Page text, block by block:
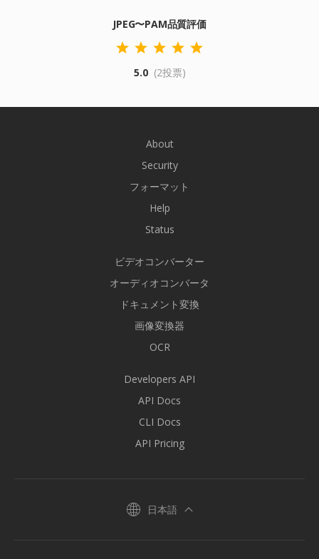
JPEG〜PAM品質評価
5.0 (2投票)
About
Security
フォーマット
Help
Status
ビデオコンバーター
オーディオコンバータ
ドキュメント変換
画像変換器
OCR
Developers API
API Docs
CLI Docs
API Pricing
日本語